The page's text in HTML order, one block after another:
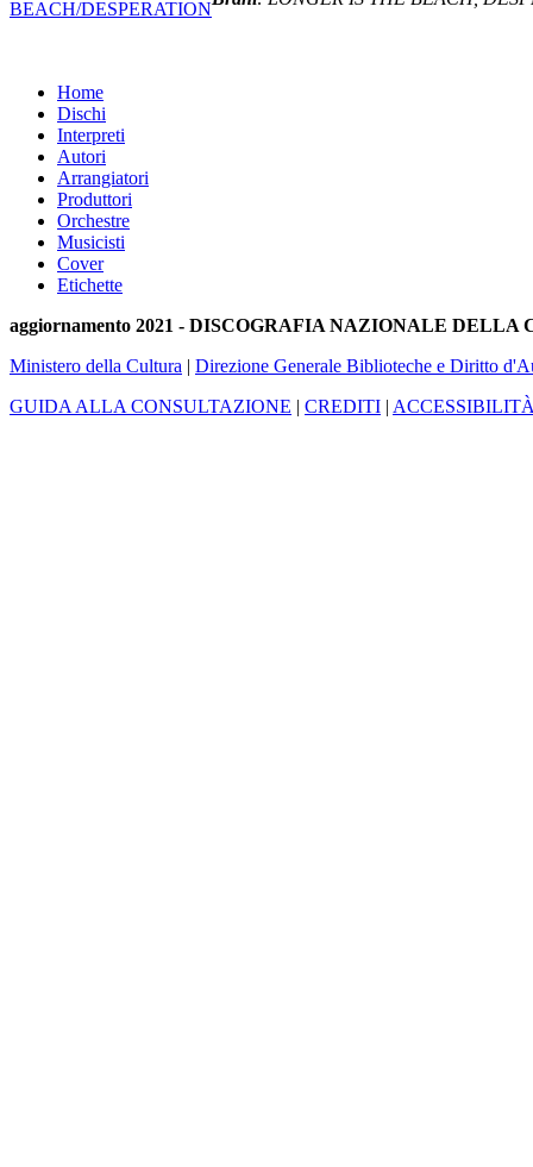
Home
Dischi
Interpreti
Autori
Arrangiatori
Produttori
Orchestre
Musicisti
Cover
Etichette
aggiornamento 2021 - DISCOGRAFIA NAZIONALE
Ministero della Cultura | Direzione Generale Biblioteche e Diritto
GUIDA ALLA CONSULTAZIONE | CREDITI |